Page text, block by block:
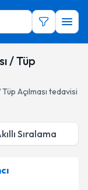
/ Tüp
Açılması tedavisi
Sıralama